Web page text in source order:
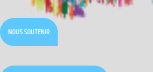
NOUS SOUTENIR